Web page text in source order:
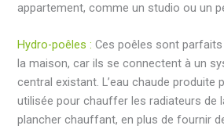
appartement, comme un studio ou un
Hydro-poêles : Ces poêles sont
la maison, car ils se connectent à un
central existant. L’eau chaude produite
utilisée pour chauffer les radiateurs de
plancher chauffant, en plus de fournir